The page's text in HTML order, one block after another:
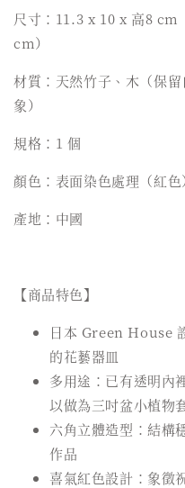
尺寸：11.3 x 10 x 高8
cm）
材質：天然竹子、木（保
象）
規格：1 個
顏色：表面染色處理（紅色
產地：中國
【商品特色】
日本 Green House
的花藝器皿
多用途：已有透明內
以做為三吋盆小植物
六角立體造型：結構
作品
喜氣紅色設計：象徵